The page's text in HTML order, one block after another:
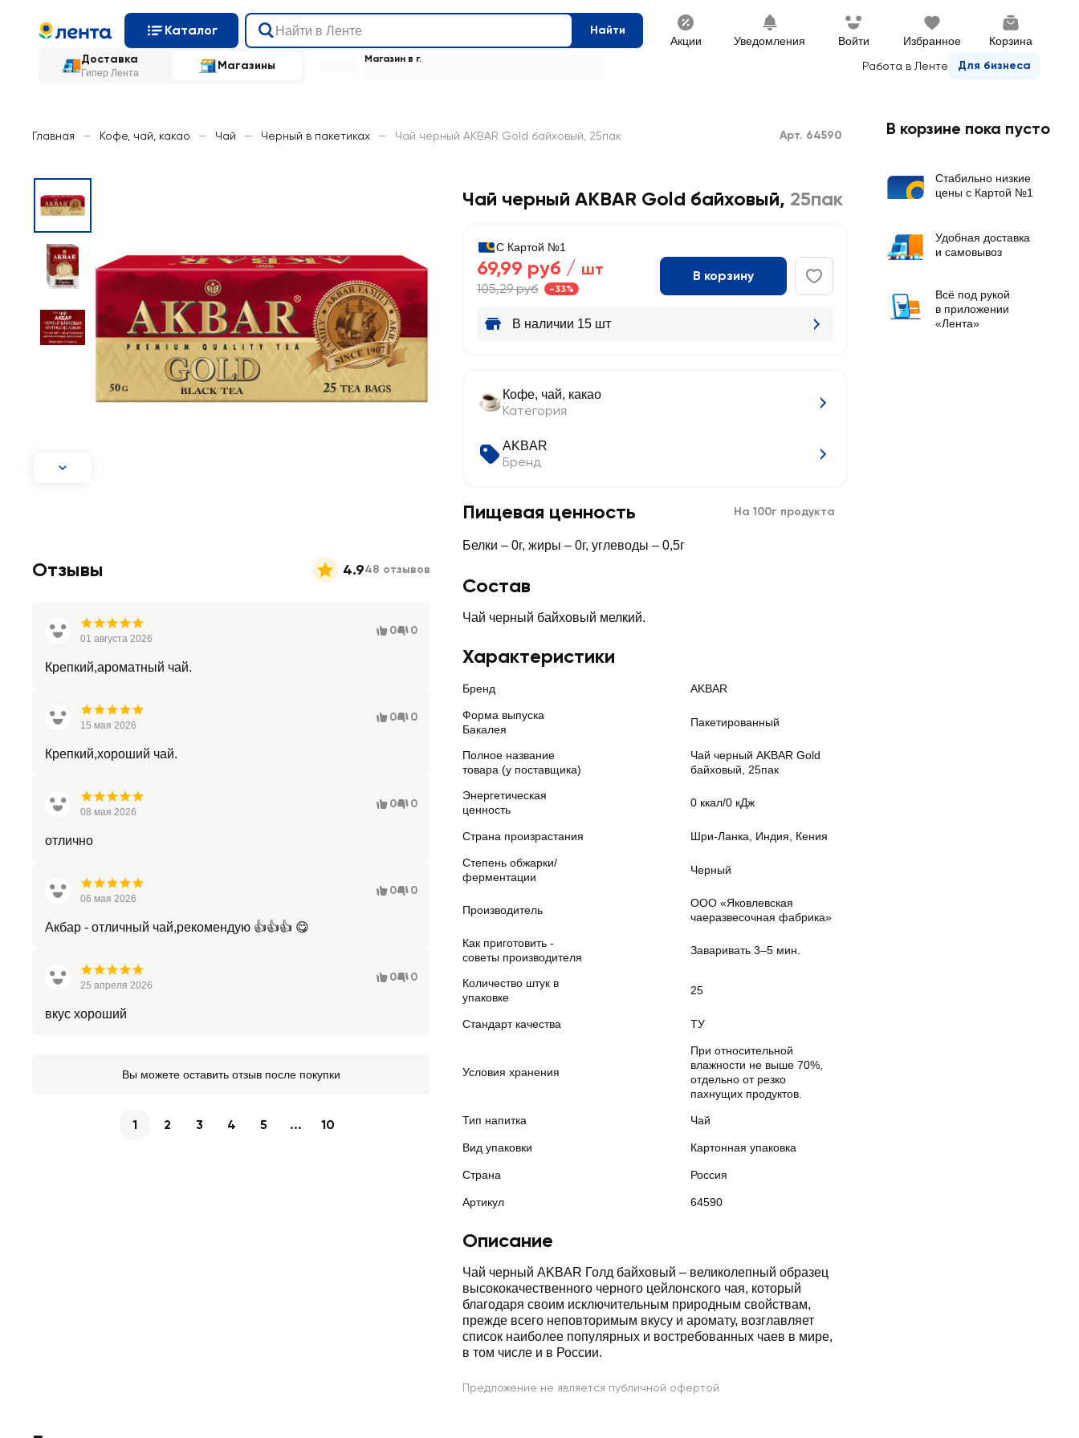
Каталог Найти
Акции Уведомления Войти Избранное Корзина
Доставка
Гипер Лента
Магазины Работа в Ленте Для бизнеса
Магазин в г.
Главная — Кофе, чай, какао — Чай — Черный в пакетиках — Чай черный AKBAR Gold байховый, 25пак Арт. 64590
Чай черный AKBAR Gold байховый, 25пак
С Картой №1
69,99 руб / шт
105,29 руб -33%
В корзину
В наличии 15 шт
Кофе, чай, какао
Категория
AKBAR
Бренд
Пищевая ценность На 100г продукта
Белки – 0г, жиры – 0г, углеводы – 0,5г
Состав
Чай черный байховый мелкий.
Характеристики
Бренд AKBAR
Форма выпуска
Бакалея
Пакетированный
Полное название
товара (у поставщика)
Чай черный AKBAR Gold
байховый, 25пак
Энергетическая
ценность
0 ккал/0 кДж
Страна произрастания Шри-Ланка, Индия, Кения
Степень обжарки/
ферментации
Черный
Производитель
ООО «Яковлевская
чаеразвесочная фабрика»
Как приготовить -
советы производителя
Заваривать 3–5 мин.
Количество штук в
упаковке
25
Стандарт качества ТУ
Условия хранения
При относительной
влажности не выше 70%,
отдельно от резко
пахнущих продуктов.
Тип напитка Чай
Вид упаковки Картонная упаковка
Страна Россия
Артикул 64590
Описание
Чай черный AKBAR Голд байховый – великолепный образец
высококачественного черного цейлонского чая, который
благодаря своим исключительным природным свойствам,
прежде всего неповторимым вкусу и аромату, возглавляет
список наиболее популярных и востребованных чаев в мире,
в том числе и в России.
Предложение не является публичной офертой
Отзывы 4.948 отзывов
01 августа 2026
0 0
Крепкий,ароматный чай.
15 мая 2026
0 0
Крепкий,хороший чай.
08 мая 2026
0 0
отлично
06 мая 2026
0 0
Акбар - отличный чай,рекомендую 👍👍👍 😋
25 апреля 2026
0 0
вкус хороший
Вы можете оставить отзыв после покупки
1 2 3 4 5 ... 10
В корзине пока пусто
Стабильно низкие
цены с Картой №1
Удобная доставка
и самовывоз
Всё под рукой
в приложении
«Лента»